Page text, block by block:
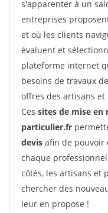
s'apparenter à un
entreprises
et où les clients
évaluent et
plateforme internet
besoins de travaux
offres des artisans et
Ces sites de mise en
particulier.fr
devis afin de pouvoir
chaque
côtés, les artisans et
chercher des
leur en propose !